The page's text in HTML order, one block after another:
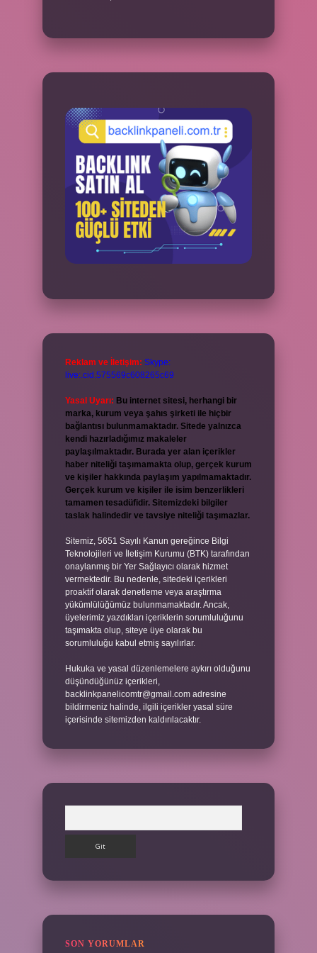
Reklam ve İletişim: Skype:
live:.cid.575569c608265c69
Yasal Uyarı: Bu internet sitesi, herhangi bir
marka, kurum veya şahıs şirketi ile hiçbir
bağlantısı bulunmamaktadır. Sitede yalnızca
kendi hazırladığımız makaleler
paylaşılmaktadır. Burada yer alan içerikler
haber niteliği taşımamakta olup, gerçek kurum
ve kişiler hakkında paylaşım yapılmamaktadır.
Gerçek kurum ve kişiler ile isim benzerlikleri
tamamen tesadüfidir. Sitemizdeki bilgiler
taslak halindedir ve tavsiye niteliği taşımazlar.
Sitemiz, 5651 Sayılı Kanun gereğince Bilgi
Teknolojileri ve İletişim Kurumu (BTK) tarafından
onaylanmış bir Yer Sağlayıcı olarak hizmet
vermektedir. Bu nedenle, sitedeki içerikleri
proaktif olarak denetleme veya araştırma
yükümlülüğümüz bulunmamaktadır. Ancak,
üyelerimiz yazdıkları içeriklerin sorumluluğunu
taşımakta olup, siteye üye olarak bu
sorumluluğu kabul etmiş sayılırlar.
Hukuka ve yasal düzenlemelere aykırı olduğunu
düşündüğünüz içerikleri,
backlinkpanelicomtr@gmail.com adresine
bildirmeniz halinde, ilgili içerikler yasal süre
içerisinde sitemizden kaldırılacaktır.
SON YORUMLAR